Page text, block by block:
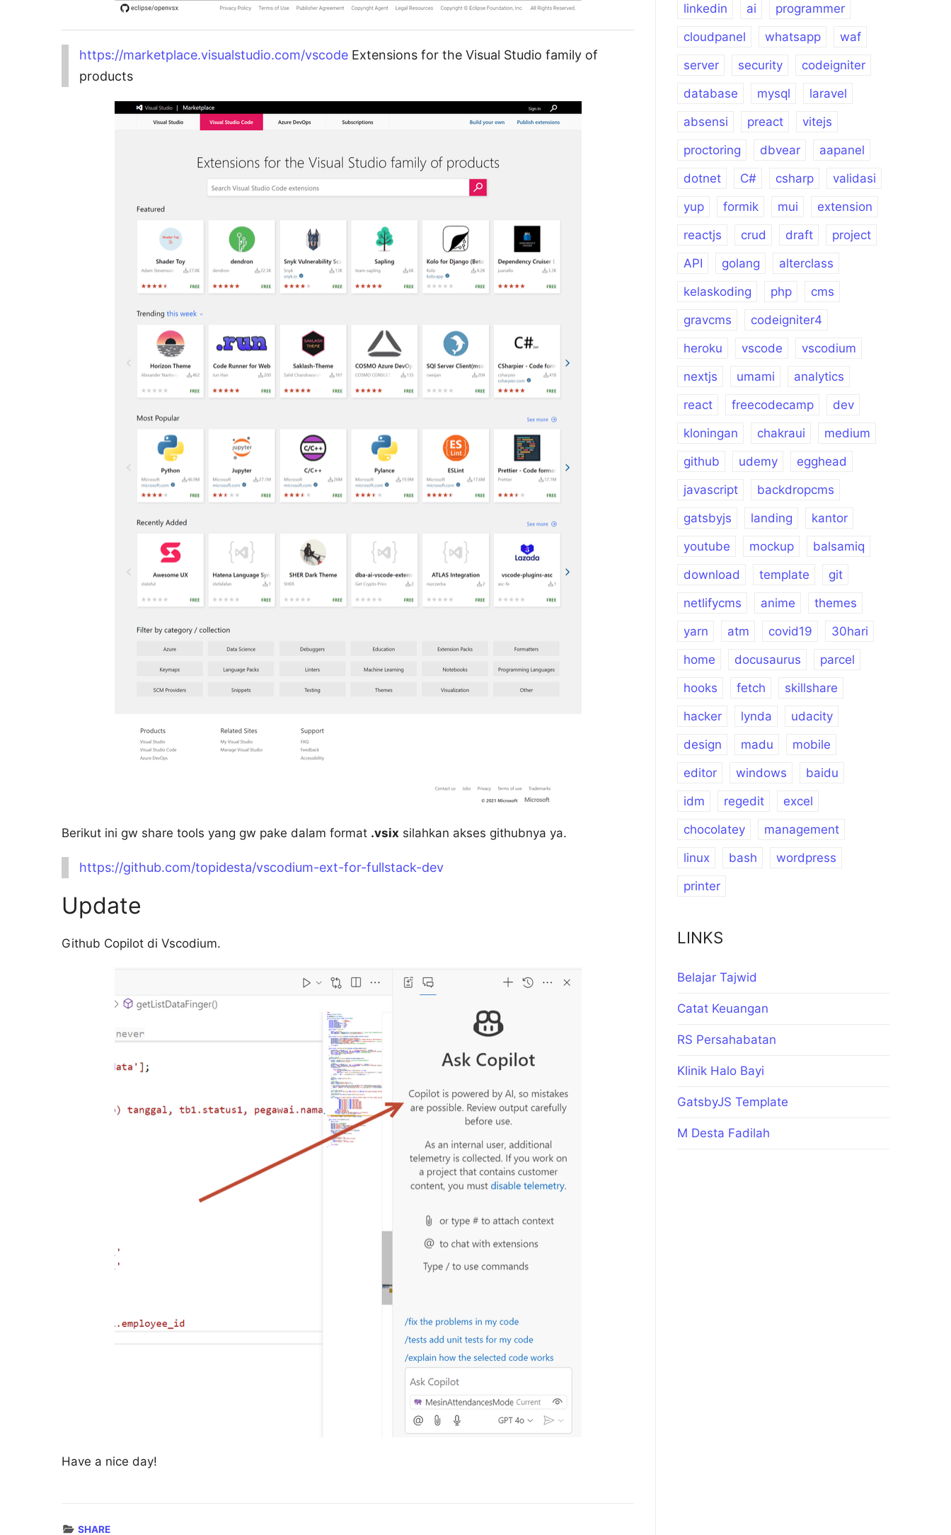
https://marketplace.visualstudio.com/vscode Extensions for the Visual Studio family of
products
Berikut ini gw share tools yang gw pake dalam format .vsix silahkan akses githubnya ya.
https://github.com/topidesta/vscodium-ext-for-fullstack-dev
Update
Github Copilot di Vscodium.
Have a nice day!
SHARE
linkedin ai
programmer
cloudpanel
whatsapp
waf
server
security
codeigniter
database
mysql
laravel
absensi
preact
vitejs
proctoring
dbvear
aapanel
dotnet
C# csharp
validasi
yup
formik mui
extension
reactjs
crud draft
project
API
golang
alterclass
kelaskoding
php
cms
gravcms
codeigniter4
heroku
vscode
vscodium
nextjs
umami
analytics
react
freecodecamp
dev
kloningan
chakraui
medium
github
udemy
egghead
javascript
backdropcms
gatsbyjs
landing
kantor
youtube
mockup
balsamiq
download
template
git
netlifycms
anime
themes
yarn
atm covid19
30hari
home
docusaurus
parcel
hooks
fetch
skillshare
hacker
lynda
udacity
design
madu
mobile
editor
windows
baidu
idm
regedit
excel
chocolatey
management
linux
bash
wordpress
printer
LINKS
Belajar Tajwid
Catat Keuangan
RS Persahabatan
Klinik Halo Bayi
GatsbyJS Template
M Desta Fadilah